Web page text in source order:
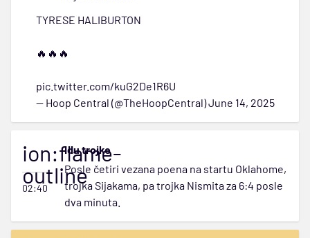
TYRESE HALIBURTON
🔥🔥🔥
pic.twitter.com/kuG2De1R6U
— Hoop Central (@TheHoopCentral)June 14, 2025
ion:flame-
outline
02:40
Idu trojke
Posle četiri vezana poena na startu Oklahome,
trojka Sijakama, pa trojka Nismita za 6:4 posle
dva minuta.